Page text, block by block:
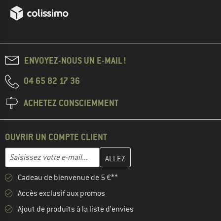
ENVOYEZ-NOUS UN E-MAIL !
04 65 82 17 36
ACHETEZ CONSCIEMMENT
OUVRIR UN COMPTE CLIENT
Adresse e-mail
Entrez votre adresse e-mail ici et créez votre compte client à la
Cadeau de bienvenue de 5 €**
Accès exclusif aux promos
Ajout de produits à la liste d'envies